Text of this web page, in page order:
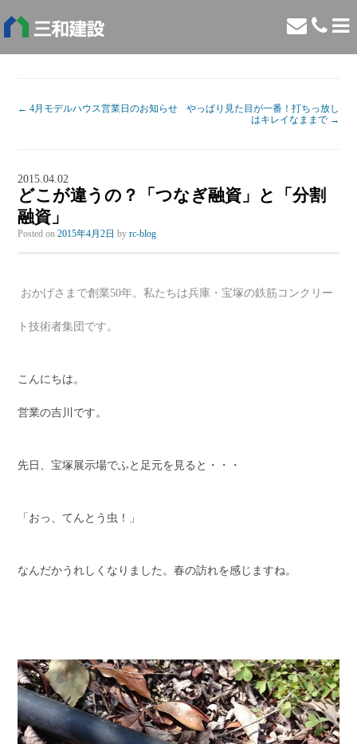
← 4月モデルハウス営業日のお知らせ
やっぱり見た目が一番！打ちっ放し
はキレイなままで →
2015.04.02
どこが違うの？「つなぎ融資」と「分割
融資」
Posted on2015年4月2日 byrc-blog
おかげさまで創業50年。私たちは兵庫・宝塚の鉄筋コンクリー
ト技術者集団です。
こんにちは。
営業の吉川です。
先日、宝塚展示場でふと足元を見ると・・・
「おっ、てんとう虫！」
なんだかうれしくなりました。春の訪れを感じますね。